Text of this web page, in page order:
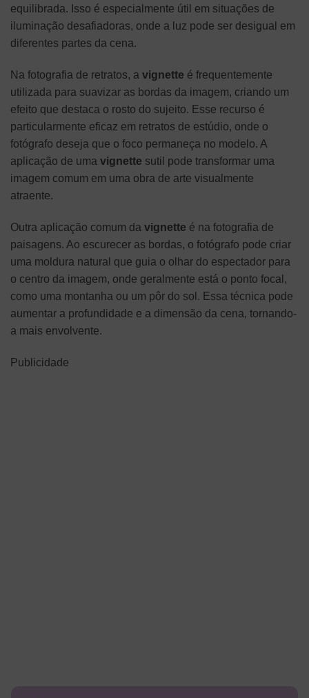
equilibrada. Isso é especialmente útil em situações de
iluminação desafiadoras, onde a luz pode ser desigual em
diferentes partes da cena.
Na fotografia de retratos, a vignette é frequentemente
utilizada para suavizar as bordas da imagem, criando um
efeito que destaca o rosto do sujeito. Esse recurso é
particularmente eficaz em retratos de estúdio, onde o
fotógrafo deseja que o foco permaneça no modelo. A
aplicação de uma vignette sutil pode transformar uma
imagem comum em uma obra de arte visualmente
atraente.
Outra aplicação comum da vignette é na fotografia de
paisagens. Ao escurecer as bordas, o fotógrafo pode criar
uma moldura natural que guia o olhar do espectador para
o centro da imagem, onde geralmente está o ponto focal,
como uma montanha ou um pôr do sol. Essa técnica pode
aumentar a profundidade e a dimensão da cena, tornando-
a mais envolvente.
Publicidade